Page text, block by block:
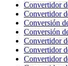
Convertidor
Convertidor
Conversión
Conversión
Convertidor
Convertidor
Convertidor